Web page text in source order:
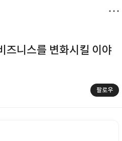
즈니스를 변화시킬 이야
팔로우